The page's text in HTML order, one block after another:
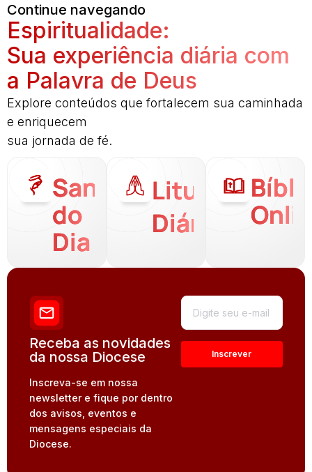
Continue navegando
Espiritualidade:
Sua experiência diária com
a Palavra de Deus
Explore conteúdos que fortalecem sua caminhada
e enriquecem
sua jornada de fé.
Santo
do
Dia
Liturgia
Diária
Receba as novidades
da nossa Diocese
Inscreva-se em nossa
newsletter e fique por dentro
dos avisos, eventos e
mensagens especiais da
Diocese.